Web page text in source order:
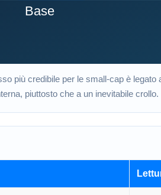
più credibile per le small-cap è legato
piuttosto che a un inevitabile crollo.